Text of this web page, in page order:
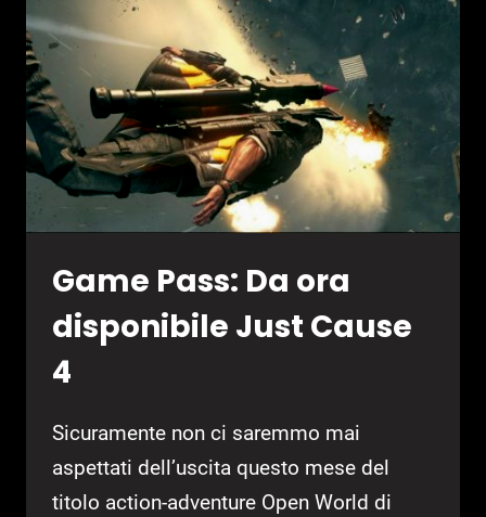
AND
TERROR
Game Pass: Da ora
disponibile Just Cause
4
Sicuramente non ci saremmo mai
aspettati dell’uscita questo mese del
titolo action-adventure Open World di